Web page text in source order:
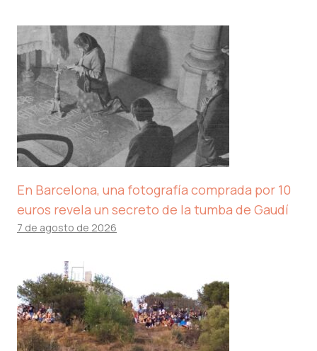
En Barcelona, ​​una fotografía comprada por 10
euros revela un secreto de la tumba de Gaudí
7 de agosto de 2026